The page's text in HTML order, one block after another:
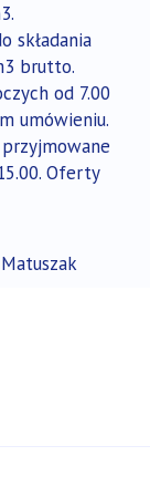
składania
brutto.
od 7.00
umówieniu.
Oferty